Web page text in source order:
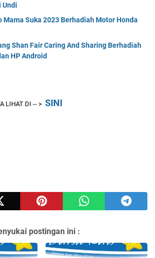
Undi
Mama Suka 2023 Berhadiah Motor Honda
Shan Fair Caring And Sharing Berhadiah
HP Android
LIHAT DI -- > SINI
postingan ini :